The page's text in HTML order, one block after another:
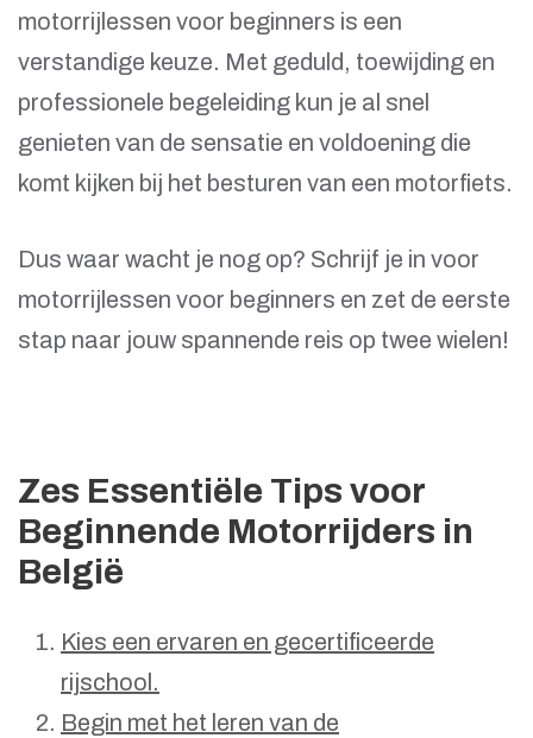
motorrijlessen voor beginners is een
verstandige keuze. Met geduld, toewijding en
professionele begeleiding kun je al snel
genieten van de sensatie en voldoening die
komt kijken bij het besturen van een motorfiets.
Dus waar wacht je nog op? Schrijf je in voor
motorrijlessen voor beginners en zet de eerste
stap naar jouw spannende reis op twee wielen!
Zes Essentiële Tips voor
Beginnende Motorrijders in
België
Kies een ervaren en gecertificeerde
rijschool.
Begin met het leren van de